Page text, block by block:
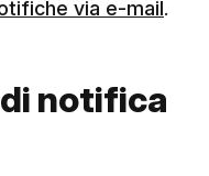
via e-mail.
notifica